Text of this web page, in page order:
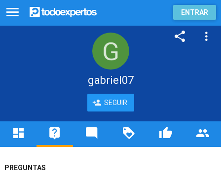
ENTRAR
gabriel07
SEGUIR
PREGUNTAS